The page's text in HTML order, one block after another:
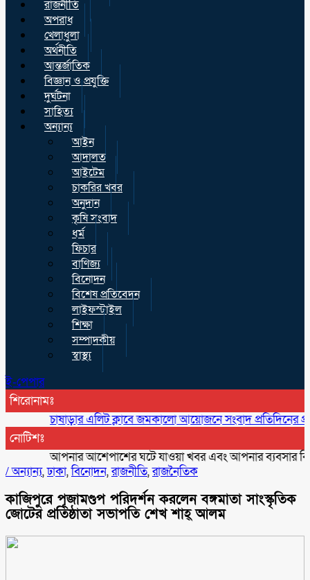
রাজনীতি
অপরাধ
খেলাধুলা
অর্থনীতি
আন্তর্জাতিক
বিজ্ঞান ও প্রযুক্তি
দুর্ঘটনা
সাহিত্য
অন্যান্য
আইন
আদালত
আইটেম
চাকরির খবর
অনুদান
কৃষি সংবাদ
ধর্ম
ফিচার
বাণিজ্য
বিনোদন
বিশেষ প্রতিবেদন
লাইফস্টাইল
শিক্ষা
সম্পাদকীয়
স্বাস্থ্য
ই-পেপার
শিরোনামঃ
চাষাড়ার এলিট ক্লাবে জমকালো আয়োজনে সংবাদ প্রতিদিনের প্রথম
নোটিশঃ
আপনার আশেপাশের ঘটে যাওয়া খবর এবং আপনার ব্যবসার
/অন্যান্য,ঢাকা,বিনোদন,রাজনীতি,রাজনৈতিক
কাজিপুরে পূজামণ্ডপ পরিদর্শন করলেন বঙ্গমাতা সাংস্কৃতিক
জোটের প্রতিষ্ঠাতা সভাপতি শেখ শাহ্ আলম